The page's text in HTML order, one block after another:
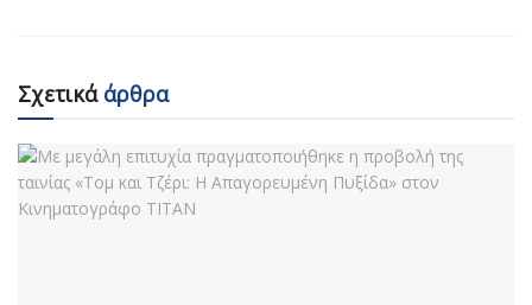
Σχετικάάρθρα